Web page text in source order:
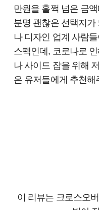
만원을 훌쩍 넘은 금
분명 괜찮은 선택지가
나 디자인 업계 사람
스펙인데, 코로나로
나 사이드 잡을 위해
은 유저들에게 추천해
이 리뷰는 크로스오